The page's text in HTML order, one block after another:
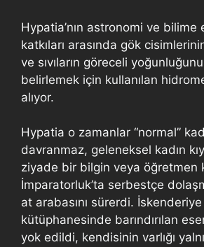
Hypatia’nın astronomi ve bilime
katkıları arasında gök
ve sıvıların göreceli
belirlemek için kullanılan
alıyor.
Hypatia o zamanlar “normal”
davranmaz, geleneksel kadın
ziyade bir bilgin veya öğretmen
İmparatorluk’ta serbestçe
at arabasını sürerdi. İskenderiye
kütüphanesinde barındırılan
yok edildi, kendisinin varlığı